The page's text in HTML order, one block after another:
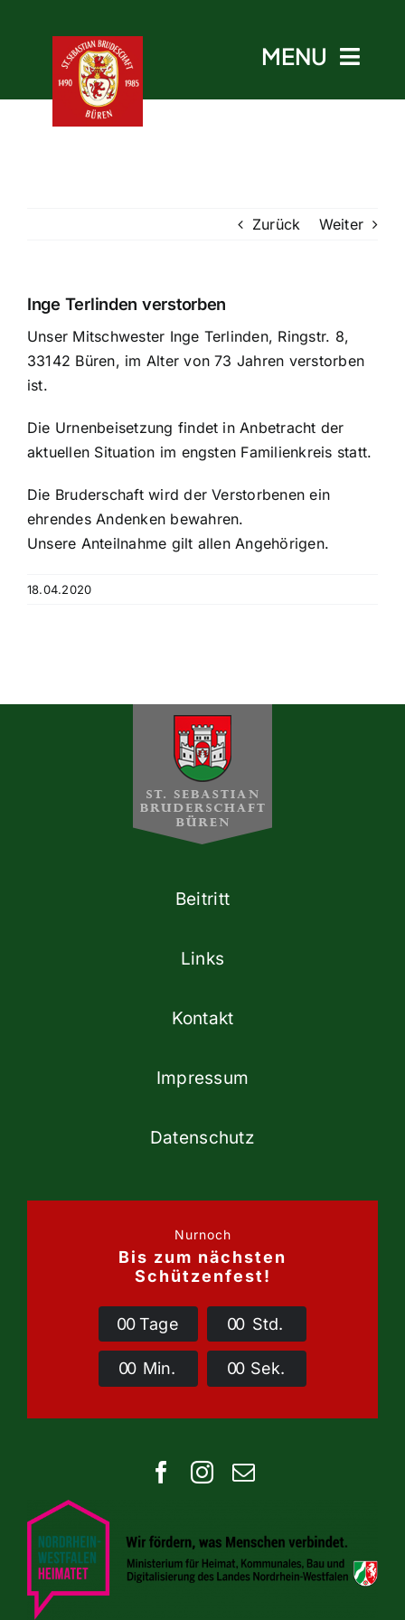
MENU
Bruderschaft
Kontakt
Zurück Weiter
Inge Terlinden verstorben
Unser Mitschwester Inge Terlinden, Ringstr. 8,
33142 Büren, im Alter von 73 Jahren verstorben
ist.
Die Urnenbeisetzung findet in Anbetracht der
aktuellen Situation im engsten Familienkreis statt.
Die Bruderschaft wird der Verstorbenen ein
ehrendes Andenken bewahren.
Unsere Anteilnahme gilt allen Angehörigen.
18.04.2020
Beitritt
Links
Kontakt
Impressum
Datenschutz
Nurnoch
Bis zum nächsten
Schützenfest!
00Tage 00 Std.
00 Min. 00 Sek.